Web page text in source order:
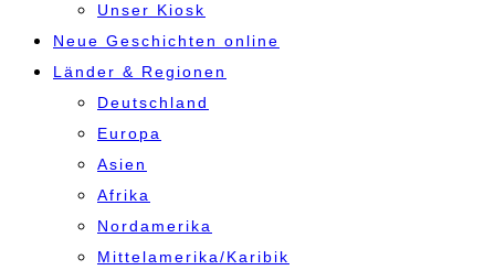
Unser Kiosk
Neue Geschichten online
Länder & Regionen
Deutschland
Europa
Asien
Afrika
Nordamerika
Mittelamerika/Karibik